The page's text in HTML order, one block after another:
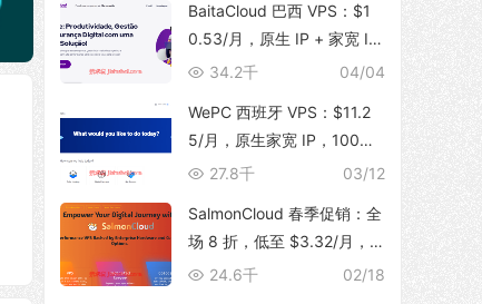
BaitaCloud 巴西 VPS：$1
0.53/月，原生 IP + 家宽 IS
P，100Mbps 无限流量04/04
34.2千
WePC 西班牙 VPS：$11.2
5/月，原生家宽 IP，100Mb
ps 带宽，1T 流量，支持 Tik
03/12
27.8千
SalmonCloud 春季促销：全
场 8 折，低至 $3.32/月，
高性能 CPU + 10Gbps 大带
02/18
24.6千